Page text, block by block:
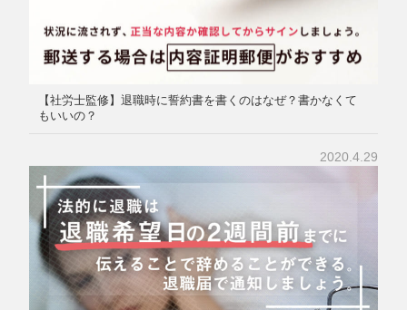
【社労士監修】退職時に誓約書を書くのはなぜ？書かなくて
もいいの？
2020.4.29